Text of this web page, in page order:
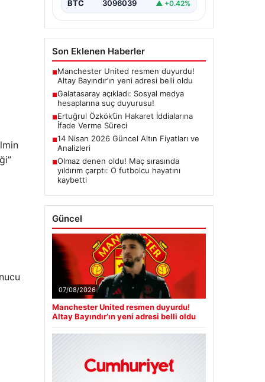
BTC 3096039 ▲ +0.42%
Son Eklenen Haberler
■Manchester United resmen duyurdu!
Altay Bayındır’ın yeni adresi belli oldu
■Galatasaray açıkladı: Sosyal medya
hesaplarına suç duyurusu!
■Ertuğrul Özkök’ün Hakaret İddialarına
İfade Verme Süreci
■14 Nisan 2026 Güncel Altın Fiyatları ve
Analizleri
■Olmaz denen oldu! Maç sırasında
yıldırım çarptı: O futbolcu hayatını
kaybetti
Güncel
07/08/2026
Manchester United resmen duyurdu!
Altay Bayındır’ın yeni adresi belli oldu